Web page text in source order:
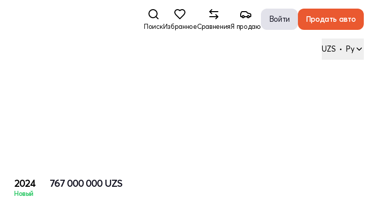
ПоискИзбранноеСравненияЯ продаю
Войти Продать авто
UZS • Ру
2024
Новый
767 000 000 UZS